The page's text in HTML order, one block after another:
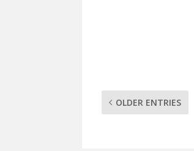
OLDER ENTRIES